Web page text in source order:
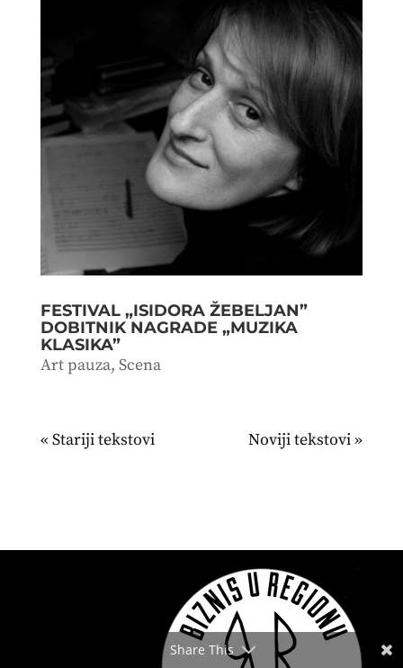
FESTIVAL „ISIDORA ŽEBELJAN”
DOBITNIK NAGRADE „MUZIKA
KLASIKA”
Art pauza, Scena
« Stariji unosi Sledeći unosi »
Share This